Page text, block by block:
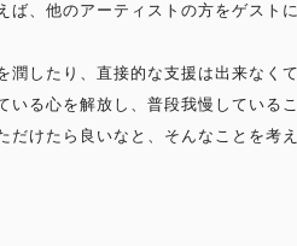
ば、他のアーティストの方をゲスト
潤したり、直接的な支援は出来なく
いる心を解放し、普段我慢している
けたら良いなと、そんなことを考